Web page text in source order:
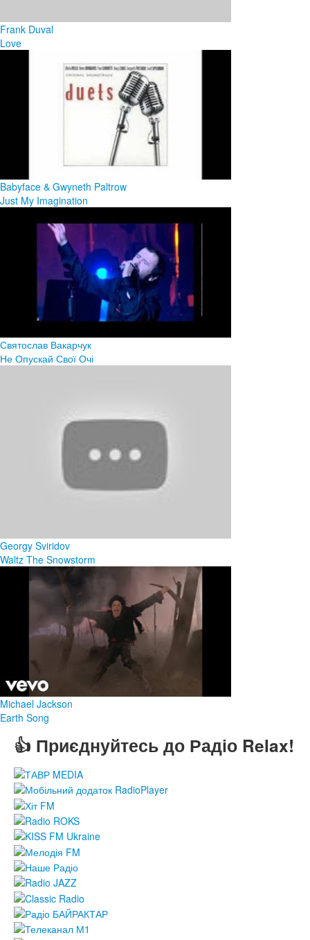
Frank Duval
Love
Babyface & Gwyneth Paltrow
Just My Imagination
Святослав Вакарчук
Не Опускай Свої Очі
Georgy Sviridov
Waltz The Snowstorm
Michael Jackson
Earth Song
👍 Приєднуйтесь до Радіо Relax!